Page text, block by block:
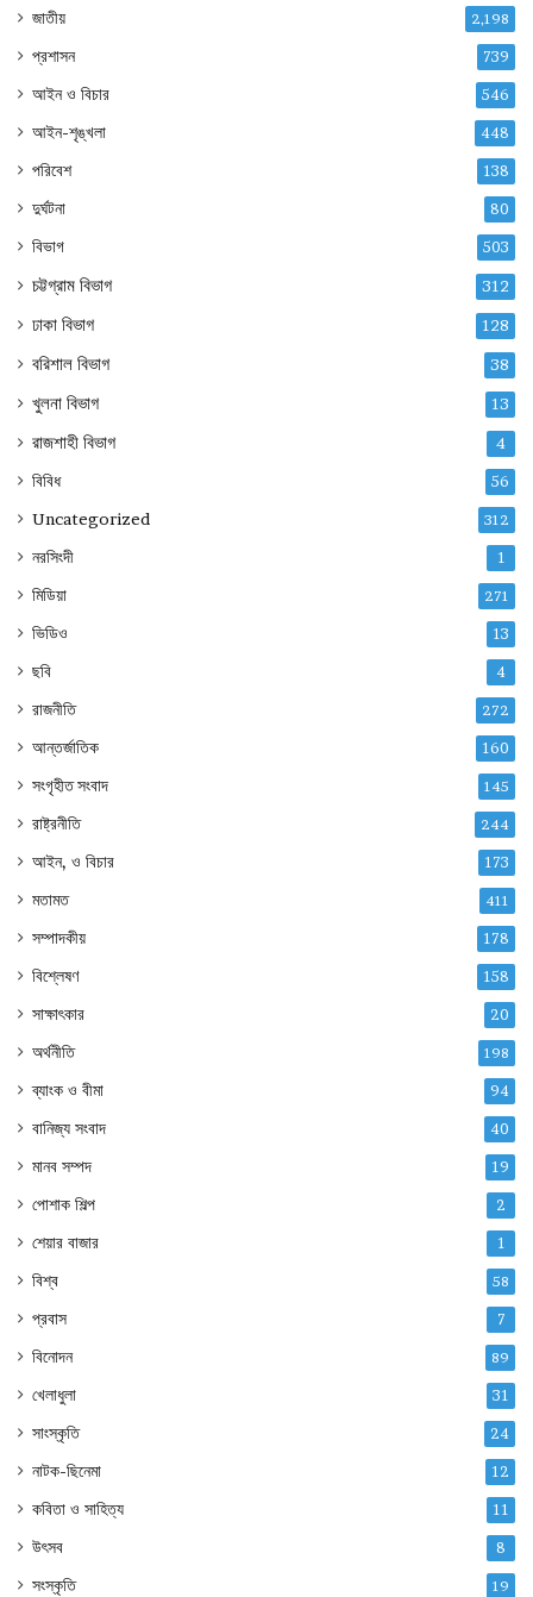
জাতীয় 2,198
প্রশাসন 739
আইন ও বিচার 546
আইন-শৃঙ্খলা 448
পরিবেশ 138
দুর্ঘটনা 80
বিভাগ 503
চট্টগ্রাম বিভাগ 312
ঢাকা বিভাগ 128
বরিশাল বিভাগ 38
খুলনা বিভাগ 13
রাজশাহী বিভাগ 4
বিবিধ 56
Uncategorized 312
নরসিংদী 1
মিডিয়া 271
ভিডিও 13
ছবি 4
রাজনীতি 272
আন্তর্জাতিক 160
সংগৃহীত সংবাদ 145
রাষ্ট্রনীতি 244
আইন, ও বিচার 173
মতামত 411
সম্পাদকীয় 178
বিশ্লেষণ 158
সাক্ষাৎকার 20
অর্থনীতি 198
ব্যাংক ও বীমা 94
বানিজ্য সংবাদ 40
মানব সম্পদ 19
পোশাক শিল্প 2
শেয়ার বাজার 1
বিশ্ব 58
প্রবাস 7
বিনোদন 89
খেলাধুলা 31
সাংস্কৃতি 24
নাটক-ছিনেমা 12
কবিতা ও সাহিত্য 11
উৎসব 8
সংস্কৃতি 19